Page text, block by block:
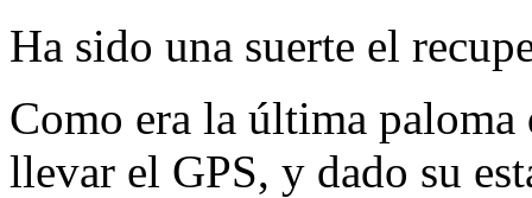
Ha sido una suerte el
Como era la última paloma
llevar el GPS, y dado su